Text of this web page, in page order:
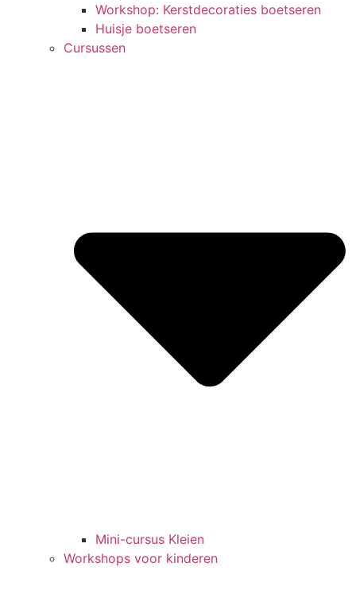
Workshop: Kerstdecoraties boetseren
Huisje boetseren
Cursussen
Mini-cursus Kleien
Workshops voor kinderen